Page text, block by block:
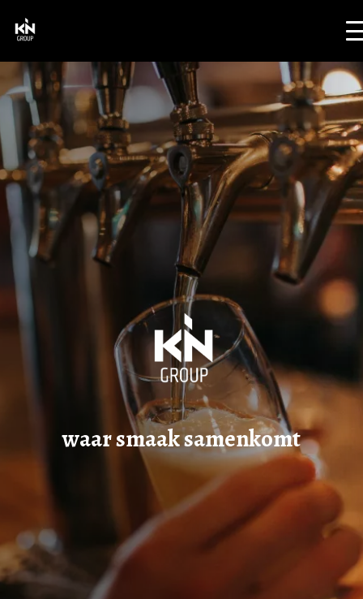
Kin Group
Brasserie De Post
Café In De Stoop
waar smaak samenkomt